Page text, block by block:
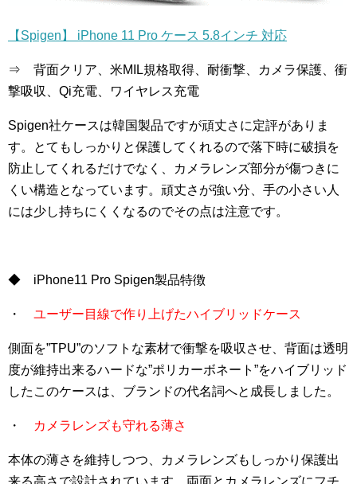
【Spigen】 iPhone 11 Pro ケース 5.8インチ 対応
⇒ 背面クリア、米MIL規格取得、耐衝撃、カメラ保護、衝
撃吸収、Qi充電、ワイヤレス充電
Spigen社ケースは韓国製品ですが頑丈さに定評がありま
す。とてもしっかりと保護してくれるので落下時に破損を
防止してくれるだけでなく、カメラレンズ部分が傷つきに
くい構造となっています。頑丈さが強い分、手の小さい人
には少し持ちにくくなるのでその点は注意です。
◆ iPhone11 Pro Spigen製品特徴
・ ユーザー目線で作り上げたハイブリッドケース
側面を”TPU”のソフトな素材で衝撃を吸収させ、背面は透明
度が維持出来るハードな”ポリカーボネート”をハイブリッド
したこのケースは、ブランドの代名詞へと成長しました。
・ カメラレンズも守れる薄さ
本体の薄さを維持しつつ、カメラレンズもしっかり保護出
来る高さで設計されています。両面とカメラレンズにフチ